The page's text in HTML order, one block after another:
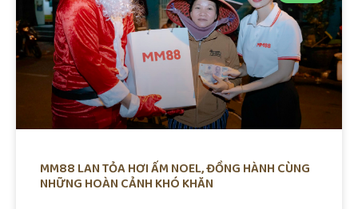
MM88 LAN TỎA HƠI ẤM NOEL, ĐỒNG HÀNH CÙNG
NHỮNG HOÀN CẢNH KHÓ KHĂN